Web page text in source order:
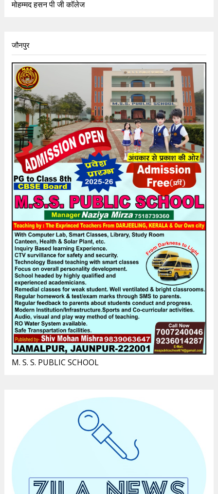
मोहम्मद हसन पी जी कॉलेज
जौनपुर
M. S. S. PUBLIC SCHOOL